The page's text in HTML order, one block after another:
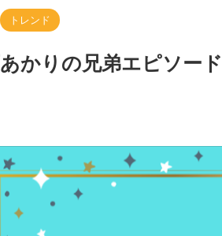
トレンド
かりの兄弟エピソー